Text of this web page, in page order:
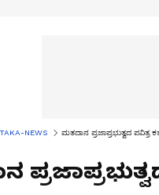
NEWS ಮತದಾನ ಪ್ರಜಾಪ್ರಭುತ್ವದ ಪವಿತ್ರ